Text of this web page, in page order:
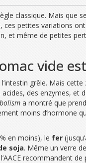
classique. Mais que
petites variations
et même de petites
vide
grêle. Mais
des enzymes, et
a montré que
moins d’hormone
en moins), le fer
soja. Même un verre
recommandent